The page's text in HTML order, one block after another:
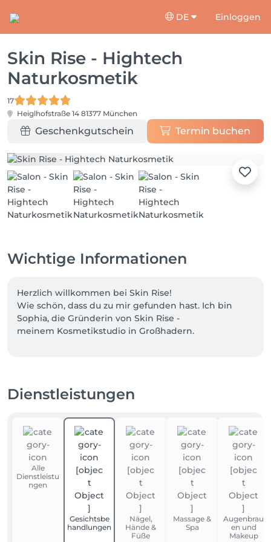
DE Einloggen
Skin Rise - Hightech
Naturkosmetik
17
Heiglhofstraße 14 81377 München
Geschenkgutschein Termin buchen
Wichtige Informationen
Herzlich willkommen bei Skin Rise!
Wie schön, dass du zu mir gefunden hast. Ich bin
Sophia, die Gründerin von Skin Rise -
meinem Kosmetikstudio in Großhadern.
wohltuende Ganz - oder Teilkörpermassage,
Skin Rise ist eine kleine Wohlfühloase, in der du dir
Auszeit nehmen darfst.
Mein persönliches Anliegen ist es, mir Zeit für dich
und deine Schönheit zu nehmen.
Dein Wohlbefinden liegt mir am Herzen und hat für
mich höchste Priorität.
Mein Studio befindet sich im Herzen Großhaderns,
Dienstleistungen
Alle
Dienstleistu
ngen
Gesichtsbe
handlungen
Nägel,
Hände &
Füße
Massage &
Spa
Augenbrau
en und
Makeup